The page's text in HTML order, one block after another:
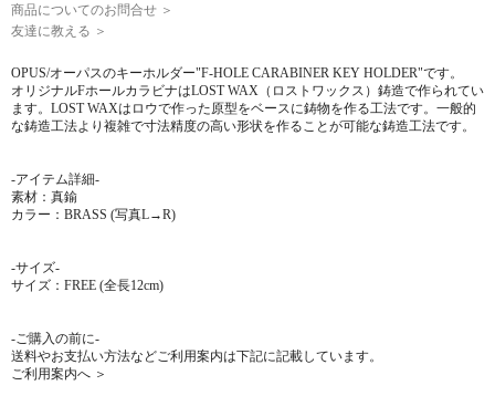
商品についてのお問合せ ＞
友達に教える ＞
OPUS/オーパスのキーホルダー"F-HOLE CARABINER KEY HOLDER"です。
オリジナルFホールカラビナはLOST WAX（ロストワックス）鋳造で作られてい
ます。LOST WAXはロウで作った原型をベースに鋳物を作る工法です。一般的
な鋳造工法より複雑で寸法精度の高い形状を作ることが可能な鋳造工法です。
-アイテム詳細-
素材：真鍮
カラー：BRASS (写真L→R)
-サイズ-
サイズ：FREE (全長12cm)
-ご購入の前に-
送料やお支払い方法などご利用案内は下記に記載しています。
ご利用案内へ ＞